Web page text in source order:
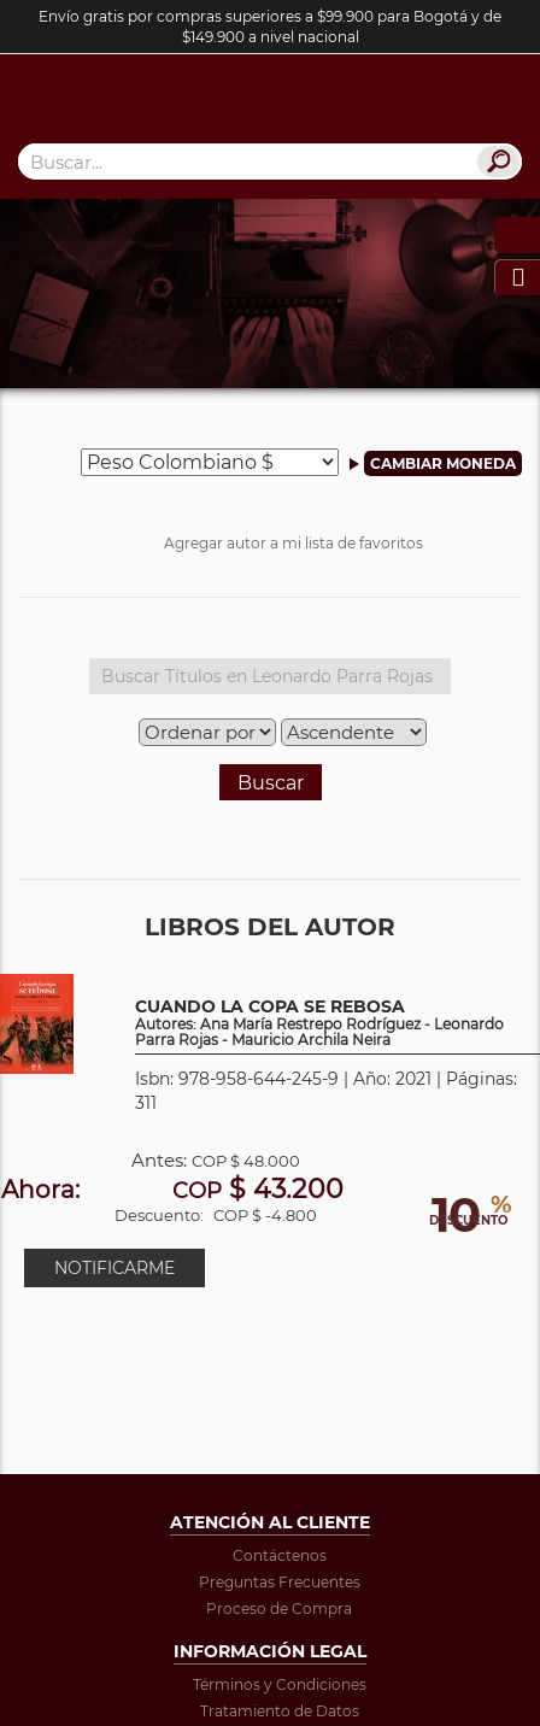
Envío gratis por compras superiores a $99.900 para Bogotá y de
$149.900 a nivel nacional

Agregar autor a mi lista de favoritos
Buscar
LIBROS DEL AUTOR
CUANDO LA COPA SE REBOSA
Autores: Ana María Restrepo Rodríguez - Leonardo
Parra Rojas - Mauricio Archila Neira
Isbn: 978-958-644-245-9 | Año: 2021 | Páginas:
311
10 %
DESCUENTO
Antes:COP$ 48.000
Ahora: COP $ 43.200
Descuento: COP $ -4.800
NOTIFICARME
ATENCIÓN AL CLIENTE
Contáctenos
Preguntas Frecuentes
Proceso de Compra
INFORMACIÓN LEGAL
Términos y Condiciones
Tratamiento de Datos